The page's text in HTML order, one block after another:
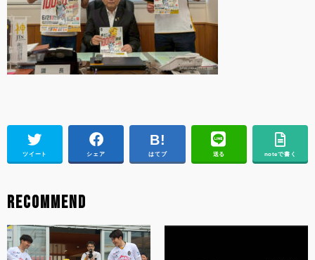
ツイート シェア はてブ 送る noteで書く
RECOMMEND